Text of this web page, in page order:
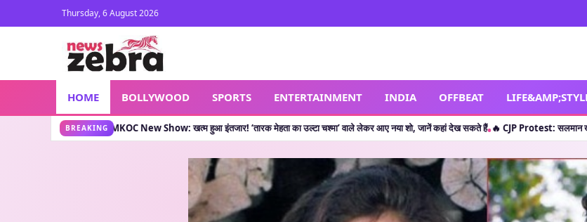
Thursday, 6 August 2026
HOME BOLLYWOOD SPORTS ENTERTAINMENT INDIA OFFBEAT
BREAKING
TMKOC New Show: खत्म हुआ इंतजार! ‘तारक मेहता का उल्टा चश्मा’ वाले लेकर आए नया शो, जानें कहां देख सकते हैं•🔥 CJP Protest: सलमान खान के बाद क्या शाहरुख